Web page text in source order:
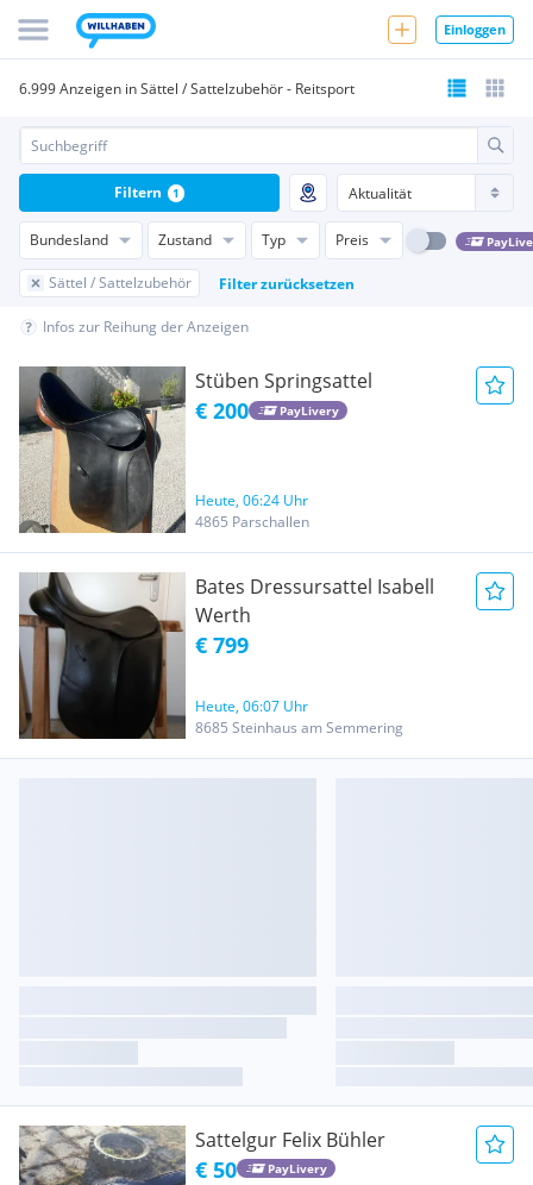
Einloggen
6.999 Anzeigen in Sättel / Sattelzubehör - Reitsport
Bundesland Zustand Typ Preis
Sättel / Sattelzubehör Filter zurücksetzen
Filtern 1
Infos zur Reihung der Anzeigen
Stüben Springsattel
€ 200 PayLivery
Heute, 06:24 Uhr
4865 Parschallen
Bates Dressursattel Isabell
Werth
€ 799
Heute, 06:07 Uhr
8685 Steinhaus am Semmering
Sattelgur Felix Bühler
€ 50 PayLivery